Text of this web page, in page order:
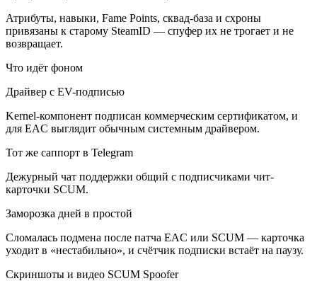
Атрибуты, навыки, Fame Points, сквад-база и схроны
привязаны к старому SteamID — спуфер их не трогает и не
возвращает.
Что идёт фоном
Драйвер с EV-подписью
Kernel-компонент подписан коммерческим сертификатом, и
для EAC выглядит обычным системным драйвером.
Тот же саппорт в Telegram
Дежурный чат поддержки общий с подписчиками чит-
карточки SCUM.
Заморозка дней в простой
Сломалась подмена после патча EAC или SCUM — карточка
уходит в «нестабильно», и счётчик подписки встаёт на паузу.
Скриншоты и видео SCUM Spoofer